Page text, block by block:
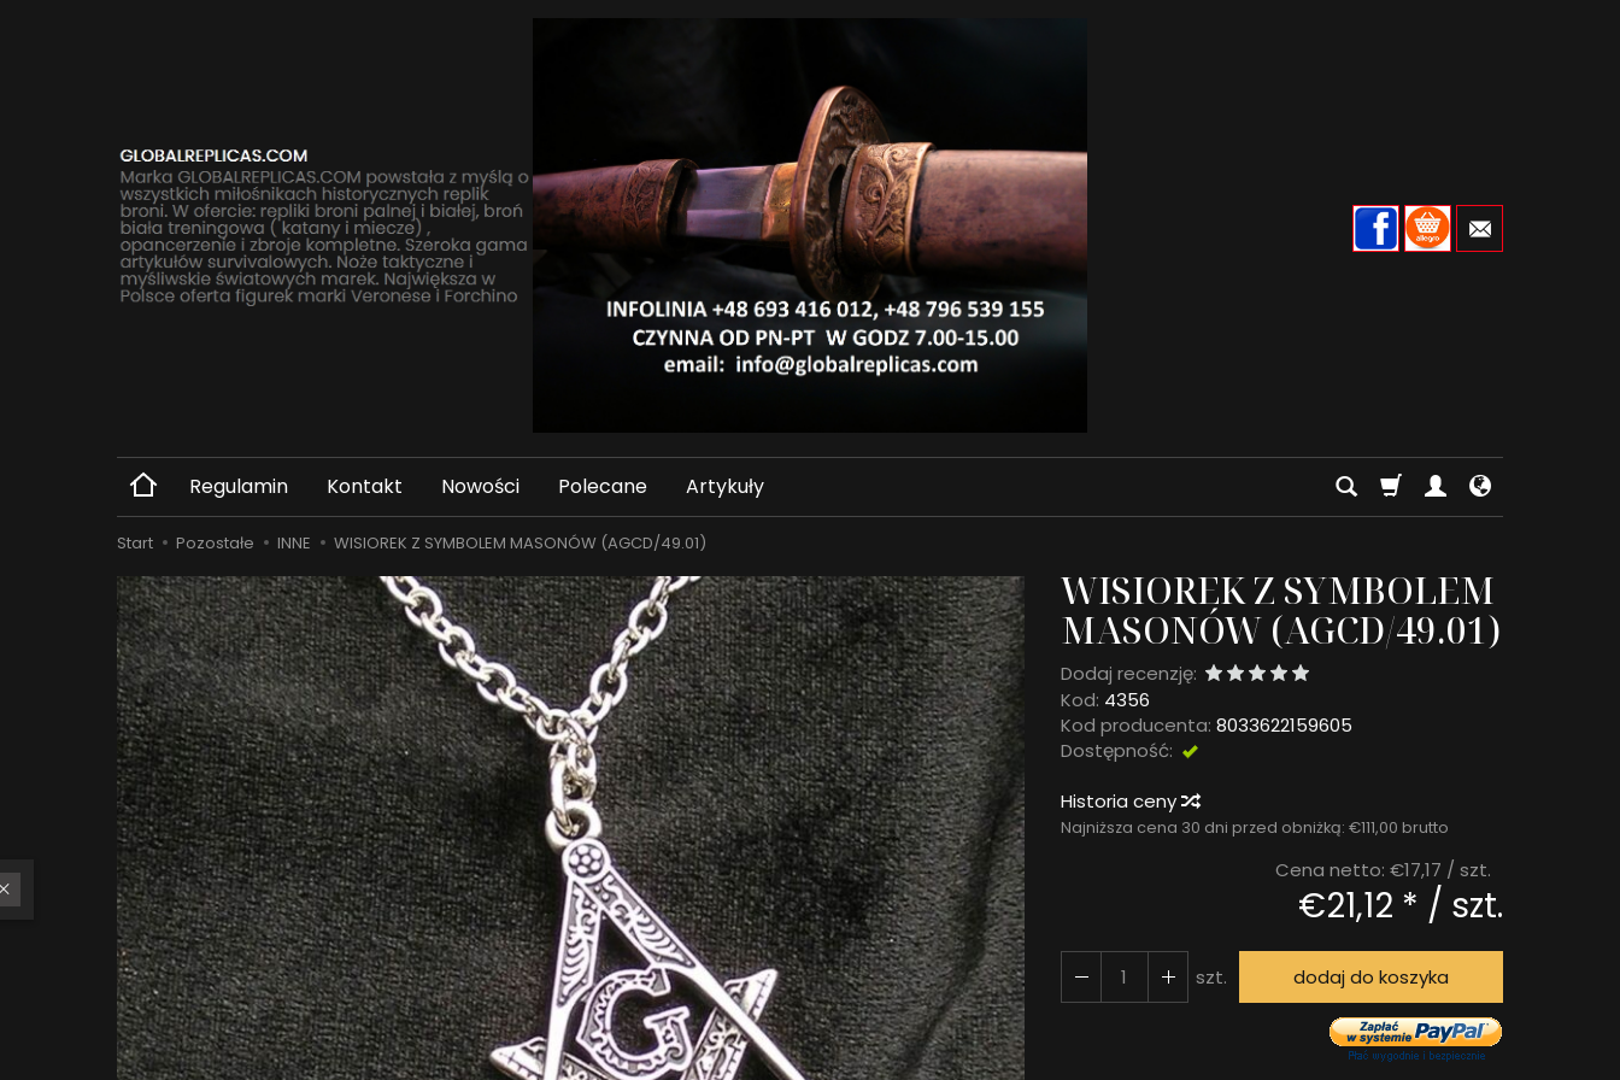
Regulamin Kontakt Nowości Polecane Artykuły
Start Pozostałe INNE WISIOREK Z SYMBOLEM MASONÓW (AGCD/49.01)
WISIOREK Z SYMBOLEM
MASONÓW (AGCD/49.01)
Dodaj recenzję:
Kod: 4356
Kod producenta: 8033622159605
Dostępność:
Historia ceny
Najniższa cena 30 dni przed obniżką: €111,00 brutto
Cena netto: €17,17 / szt.
€21,12 * / szt.
szt. dodaj do koszyka
W ostatnich 7 dniach produktem interesuje się6osób.